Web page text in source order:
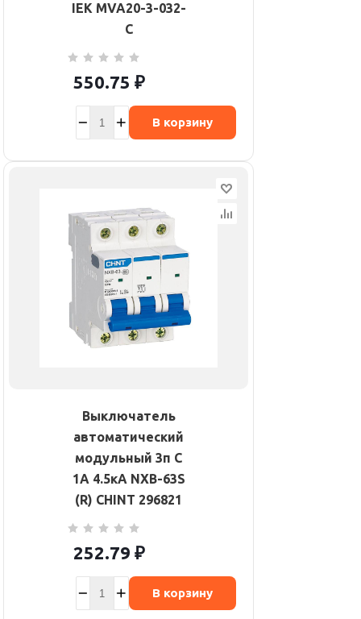
IEK MVA20-3-032-
C
550.75 ₽
В корзину
Выключатель
автоматический
модульный 3п C
1А 4.5кА NXB-63S
(R) CHINT 296821
252.79 ₽
В корзину